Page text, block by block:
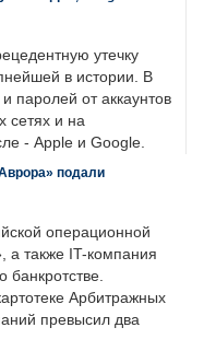
утечку
в истории. В
паролей от аккаунтов
сетях и на
- Apple и Google.
подали
операционной
также IT-компания
Арбитражных
превысил два